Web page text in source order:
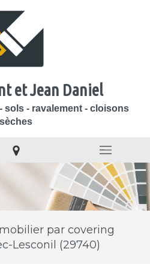
et Jean Daniel
sols - ravalement - cloisons
sèches
par covering
Lesconil (29740)